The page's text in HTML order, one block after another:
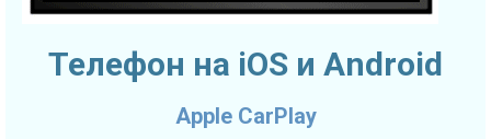
Телефон на iOS и Android
Apple CarPlay